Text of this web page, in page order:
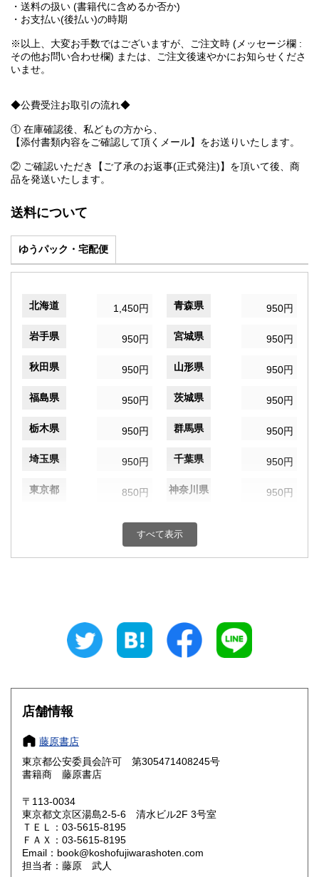
・送料の扱い (書籍代に含めるか否か)
・お支払い(後払い)の時期
※以上、大変お手数ではございますが、ご注文時 (メッセージ欄 :
その他お問い合わせ欄) または、ご注文後速やかにお知らせくださ
いませ。
◆公費受注お取引の流れ◆
① 在庫確認後、私どもの方から、
【添付書類内容をご確認して頂くメール】をお送りいたします。
② ご確認いただき【ご了承のお返事(正式発注)】を頂いて後、商
品を発送いたします。
送料について
ゆうパック・宅配便
北海道 1,450円 青森県 950円
岩手県 950円 宮城県 950円
秋田県 950円 山形県 950円
福島県 950円 茨城県 950円
栃木県 950円 群馬県 950円
埼玉県 950円 千葉県 950円
東京都 850円 神奈川県 950円
950円 富山県
950円 三重県
大阪府
奈良県
鳥取県 1,200円 島根県
岡山県
山口県 1,200円
香川県 1,200円 愛媛県
すべて表示
店舗情報
藤原書店
東京都公安委員会許可 第305471408245号
書籍商 藤原書店
〒113-0034
東京都文京区湯島2-5-6 清水ビル2F 3号室
ＴＥＬ：03-5615-8195
ＦＡＸ：03-5615-8195
Email：book@koshofujiwarashoten.com
担当者：藤原 武人